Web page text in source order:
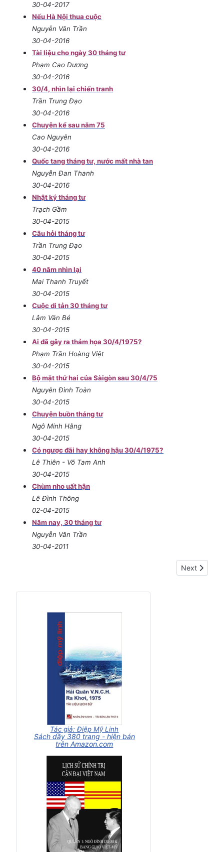
30-04-2017
Nếu Hà Nội thua cuộc
Nguyễn Văn Trần
30-04-2016
Tài liệu cho ngày 30 tháng tư
Phạm Cao Dương
30-04-2016
30/4, nhìn lại chiến tranh
Trần Trung Đạo
30-04-2016
Chuyện kể sau năm 75
Cao Nguyên
30-04-2016
Quốc tang tháng tư, nước mất nhà tan
Nguyễn Đan Thanh
30-04-2016
Nhật ký tháng tư
Trạch Gầm
30-04-2015
Câu hỏi tháng tư
Trần Trung Đạo
30-04-2015
40 năm nhìn lại
Mai Thanh Truyết
30-04-2015
Cuộc di tản 30 tháng tư
Lâm Văn Bé
30-04-2015
Ai đã gây ra thảm họa 30/4/1975?
Phạm Trần Hoàng Việt
30-04-2015
Bộ mặt thứ hai của Sàigòn sau 30/4/75
Nguyễn Đình Toàn
30-04-2015
Chuyện buồn tháng tư
Ngô Minh Hằng
30-04-2015
Có ngược đãi hay không hậu 30/4/1975?
Lê Thiên - Võ Tam Anh
30-04-2015
Chùm nho uất hận
Lê Đình Thông
02-04-2015
Năm nay, 30 tháng tư
Nguyễn Văn Trần
30-04-2011
Next article:
Next
Tác giả: Điệp Mỹ Linh
Sách dầy 380 trang - hiện bán
trên Amazon.com